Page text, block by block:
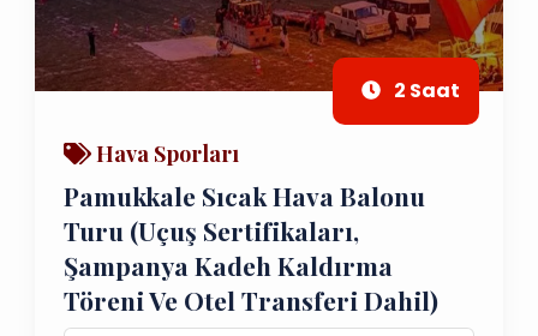
2 Saat
Hava Sporları
Pamukkale Sıcak Hava Balonu
Turu (Uçuş Sertifikaları,
Şampanya Kadeh Kaldırma
Töreni Ve Otel Transferi Dahil)